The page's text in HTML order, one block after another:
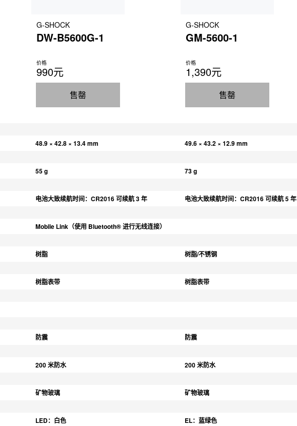
G-SHOCK
DW-B5600G-1
价格
990元
售罄
G-SHOCK
GM-5600-1
价格
1,390元
售罄
48.9 × 42.8 × 13.4 mm 49.6 × 43.2 × 12.9 mm
55 g 73 g
电池大致续航时间：CR2016 可续航 3 年 电池大致续航时间：CR2016 可续航 5 年
Mobile Link（使用 Bluetooth® 进行无线连接）
树脂 树脂/不锈钢
树脂表带 树脂表带
防震 防震
200 米防水 200 米防水
矿物玻璃 矿物玻璃
LED：白色 EL：蓝绿色